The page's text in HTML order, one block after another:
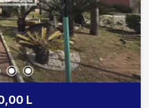
por transporte
para empresas
e facilidade
L